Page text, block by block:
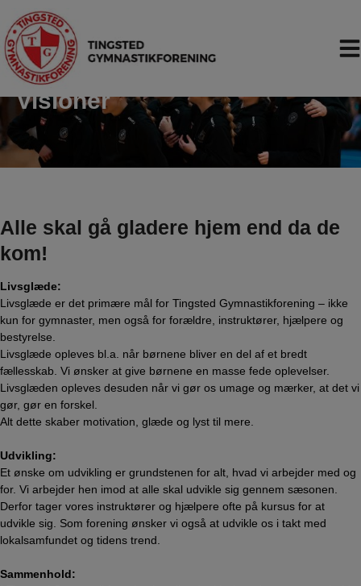
indholdet
Visioner
Alle skal gå gladere hjem end da de
kom!
Livsglæde:
Livsglæde er det primære mål for Tingsted Gymnastikforening – ikke
kun for gymnaster, men også for forældre, instruktører, hjælpere og
bestyrelse.
Livsglæde opleves bl.a. når børnene bliver en del af et bredt
fællesskab. Vi ønsker at give børnene en masse fede oplevelser.
Livsglæden opleves desuden når vi gør os umage og mærker, at det vi
gør, gør en forskel.
Alt dette skaber motivation, glæde og lyst til mere.
Udvikling:
Et ønske om udvikling er grundstenen for alt, hvad vi arbejder med og
for. Vi arbejder hen imod at alle skal udvikle sig gennem sæsonen.
Derfor tager vores instruktører og hjælpere ofte på kursus for at
udvikle sig. Som forening ønsker vi også at udvikle os i takt med
lokalsamfundet og tidens trend.
Sammenhold: